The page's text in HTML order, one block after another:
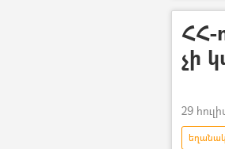
ՀՀ-
չի
29
եղանակ